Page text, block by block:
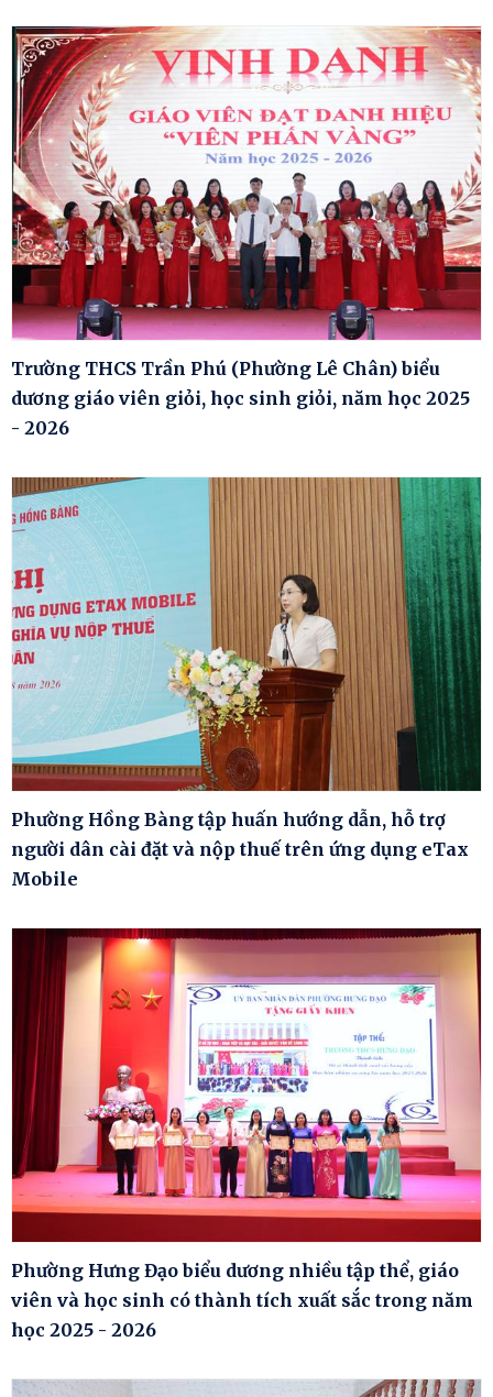
Trường THCS Trần Phú (Phường Lê Chân) biểu
dương giáo viên giỏi, học sinh giỏi, năm học 2025
- 2026
Phường Hồng Bàng tập huấn hướng dẫn, hỗ trợ
người dân cài đặt và nộp thuế trên ứng dụng eTax
Mobile
Phường Hưng Đạo biểu dương nhiều tập thể, giáo
viên và học sinh có thành tích xuất sắc trong năm
học 2025 - 2026